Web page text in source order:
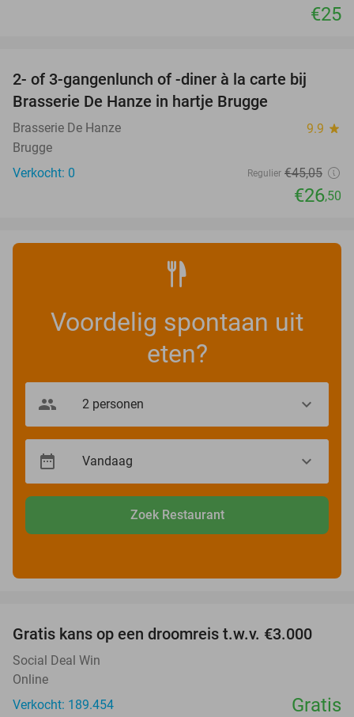
€25
41%
TODAY
2- of 3-gangenlunch of -diner à la carte bij
Brasserie De Hanze in hartje Brugge
Brasserie De Hanze 9.9 star
Brugge
Verkocht: 0
Regulier €45,05
€26,50
Voordelig spontaan uit
eten?
Zoek Restaurant
Gratis kans op een droomreis t.w.v. €3.000
Social Deal Win
Online
Verkocht: 189.454
Gratis